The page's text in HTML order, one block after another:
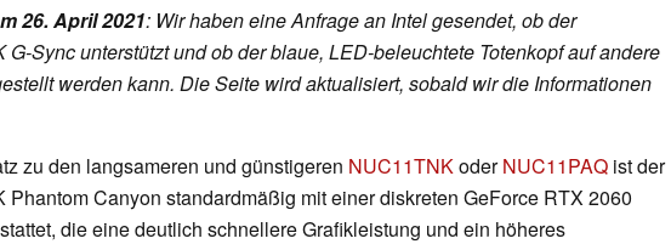
26. April 2021: Wir haben eine Anfrage an Intel gesendet, ob der
G-Sync unterstützt und ob der blaue, LED-beleuchtete Totenkopf auf andere
werden kann. Die Seite wird aktualisiert, sobald wir die Informationen
zu den langsameren und günstigeren NUC11TNKoderNUC11PAQ ist der
Phantom Canyon standardmäßig mit einer diskreten GeForce RTX 2060
die eine deutlich schnellere Grafikleistung und ein höheres